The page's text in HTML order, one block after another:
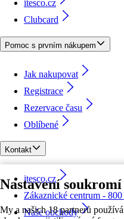
Nastavení soukromí
My a našich 18 partnerů
itesco.cz
Clubcard
Pomoc s prvním nákupem
Jak nakupovat
Registrace
Rezervace času
Oblíbené
Kontakt
itesco.cz
Zákaznické centrum -
Naše obchody